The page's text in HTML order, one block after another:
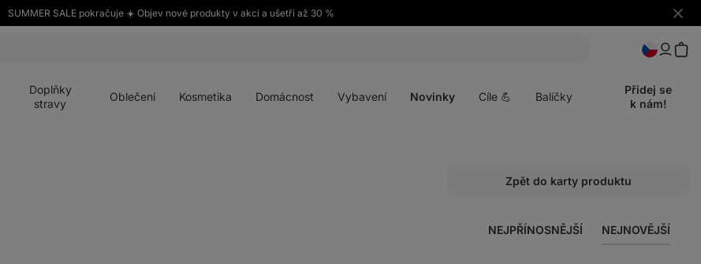
SUMMER SALE pokračuje ☀️ Objev nové produkty v akci a ušetři až 30 %
Skrýt
Doplňky
stravy
Oblečení Kosmetika Domácnost Vybavení Novinky Cíle 💪 Balíčky
Přidej se
k nám!
Zpět do karty produktu
NEJPŘÍNOSNĚJŠÍ NEJNOVĚJŠÍ